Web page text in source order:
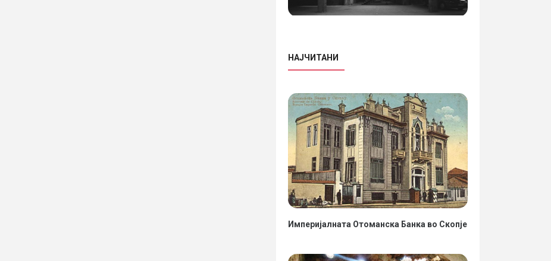
НАЈЧИТАНИ
Империјалната Отоманска Банка во Скопје